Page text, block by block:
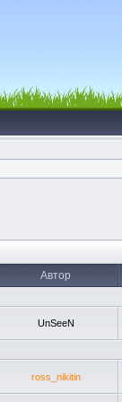
Автор
UnSeeN
ross_nikitin